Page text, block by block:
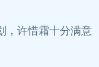
，许惜霜十分满意